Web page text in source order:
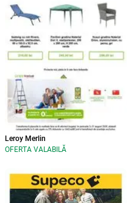
Leroy Merlin
OFERTA VALABILĂ